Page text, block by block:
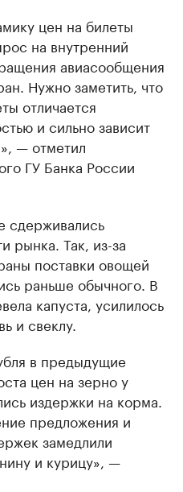
цен на билеты
на внутренний
авиасообщения
Нужно заметить, что
отличается
и сильно зависит
— отметил
ГУ Банка России
сдерживались
рынка. Так, из-за
поставки овощей
раньше обычного. В
капуста, усилилось
и свеклу.
в предыдущие
цен на зерно у
издержки на корма.
предложения и
замедлили
и курицу», —